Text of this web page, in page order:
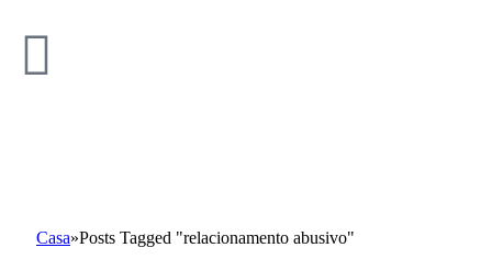
Casa»Posts Tagged "relacionamento abusivo"